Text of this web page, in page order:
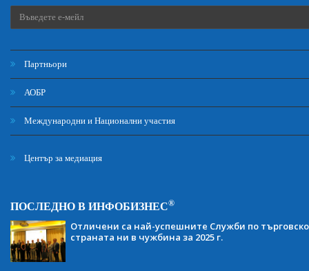
Партньори
АОБР
Международни и Национални участия
Център за медиация
ПОСЛЕДНО В ИНФОБИЗНЕС®
Отличени са най-успешните Служби по
страната ни в чужбина за 2025 г.